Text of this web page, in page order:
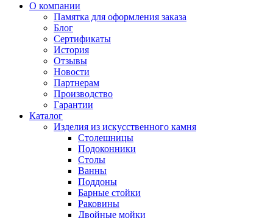
О компании
Памятка для оформления заказа
Блог
Сертификаты
История
Отзывы
Новости
Партнерам
Производство
Гарантии
Каталог
Изделия из искусственного камня
Столешницы
Подоконники
Столы
Ванны
Поддоны
Барные стойки
Раковины
Двойные мойки